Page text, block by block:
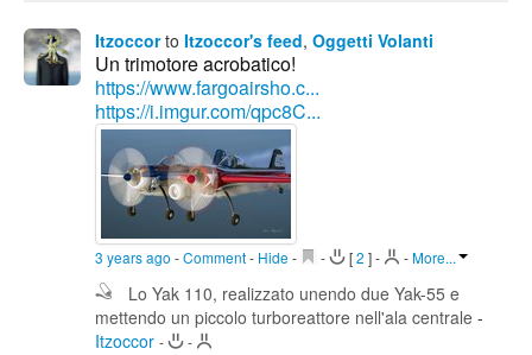
Itzoccor to Itzoccor's feed, Oggetti Volanti
Un trimotore acrobatico!
https://www.fargoairsho.c...
https://i.imgur.com/qpc8C...
3 years ago -Comment- Hide - - [2 ]- -More...
Lo Yak 110, realizzato unendo due Yak-55 e
mettendo un piccolo turboreattore nell'ala centrale -
Itzoccor - -